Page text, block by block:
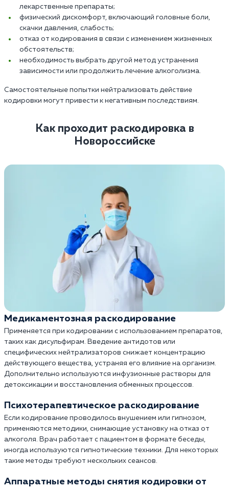
лекарственные препараты;
физический дискомфорт, включающий головные боли,
скачки давления, слабость;
отказ от кодирования в связи с изменением жизненных
обстоятельств;
необходимость выбрать другой метод устранения
зависимости или продолжить лечение алкоголизма.
Самостоятельные попытки нейтрализовать действие
кодировки могут привести к негативным последствиям.
Как проходит раскодировка в
Новороссийске
Медикаментозная раскодирование
Применяется при кодировании с использованием препаратов,
таких как дисульфирам. Введение антидотов или
специфических нейтрализаторов снижает концентрацию
действующего вещества, устраняя его влияние на организм.
Дополнительно используются инфузионные растворы для
детоксикации и восстановления обменных процессов.
Психотерапевтическое раскодирование
Если кодирование проводилось внушением или гипнозом,
применяются методики, снимающие установку на отказ от
алкоголя. Врач работает с пациентом в формате беседы,
иногда используются гипнотические техники. Для некоторых
такие методы требуют нескольких сеансов.
Аппаратные методы снятия кодировки от